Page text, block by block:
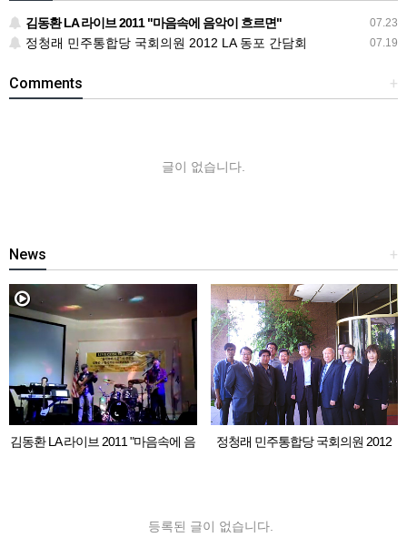
07.23
김동환 LA 라이브 2011 "마음속에 음악이 흐르면"
07.19
정청래 민주통합당 국회의원 2012 LA 동포 간담회
+
Comments
글이 없습니다.
+
News
김동환 LA 라이브 2011 "마음속에 음
정청래 민주통합당 국회의원 2012
등록된 글이 없습니다.